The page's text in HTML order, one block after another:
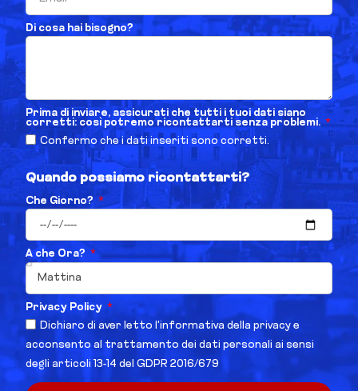
Di cosa hai bisogno?
Prima di inviare, assicurati che tutti i tuoi dati siano
corretti: così potremo ricontattarti senza problemi.
Confermo che i dati inseriti sono corretti.
Quando possiamo ricontattarti?
Che Giorno?
A che Ora?
Privacy Policy
Dichiaro di aver letto l'informativa della privacy e
acconsento al trattamento dei dati personali ai sensi
degli articoli 13-14 del GDPR 2016/679